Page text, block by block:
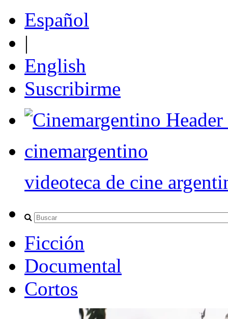
Español
|
English
Suscribirme
cinemargentino
videoteca de cine
Ficción
Documental
Cortos